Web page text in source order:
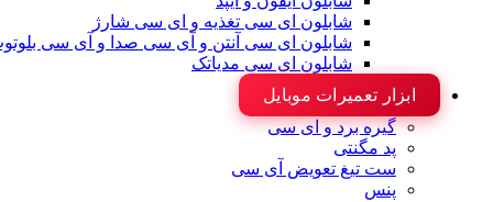
شابلون ای سی تغذیه و ای سی شارژ
شابلون ای سی آنتن و آی سی صدا و آی سی
شابلون ای سی مدیاتک
ابزار تعمیرات موبایل
گیره برد و ای سی
پد مگنتی
ست تیغ تعویض آی سی
پنس